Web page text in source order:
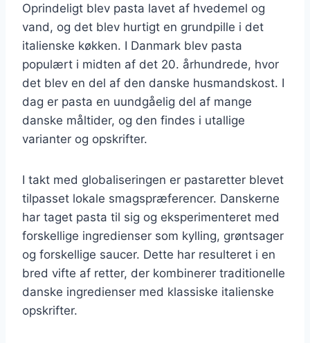
Oprindeligt blev pasta lavet af hvedemel og
vand, og det blev hurtigt en grundpille i det
italienske køkken. I Danmark blev pasta
populært i midten af det 20. århundrede, hvor
det blev en del af den danske husmandskost. I
dag er pasta en uundgåelig del af mange
danske måltider, og den findes i utallige
varianter og opskrifter.
I takt med globaliseringen er pastaretter blevet
tilpasset lokale smagspræferencer. Danskerne
har taget pasta til sig og eksperimenteret med
forskellige ingredienser som kylling, grøntsager
og forskellige saucer. Dette har resulteret i en
bred vifte af retter, der kombinerer traditionelle
danske ingredienser med klassiske italienske
opskrifter.